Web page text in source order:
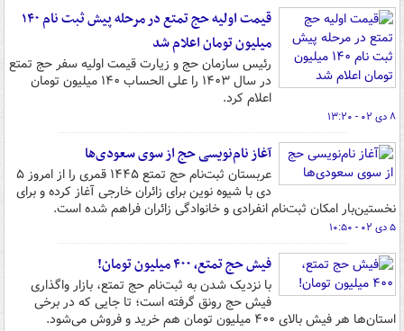
قیمت اولیه حج تمتع در مرحله پیش ثبت نام ۱۴۰
میلیون تومان اعلام شد
رئیس سازمان حج و زیارت قیمت اولیه سفر حج تمتع
در سال ۱۴۰۳ را علی الحساب ۱۴۰ میلیون تومان
اعلام کرد.
۸ دی ۰۲ - ۱۳:۲۰
آغاز نام‌نویسی حج از سوی سعودی‌ها
عربستان ثبت‌نام حج تمتع ۱۴۴۵ قمری را از امروز ۵
دی با شیوه نوین برای زائران خارجی آغاز کرده و برای
نخستین‌بار امکان ثبت‌نام انفرادی و خانوادگی زائران فراهم شده است.
۵ دی ۰۲ - ۱۰:۵۰
فیش حج تمتع، ۴۰۰ میلیون تومان!
با نزدیک شدن به ثبت‌نام حج تمتع، بازار واگذاری
فیش حج رونق گرفته است؛ تا جایی که در برخی
استان‌ها هر فیش بالای ۴۰۰ میلیون تومان هم خرید و فروش می‌شود.